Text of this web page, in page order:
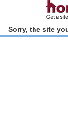
Sorry, the site